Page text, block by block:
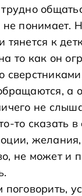
не понимает.
тянется к
то как он
а
не
то сказать в
не может и
поговорить,